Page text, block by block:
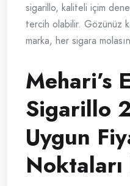
sigarillo, kaliteli içim
tercih olabilir. Gözünüz
marka, her sigara
Mehari’s
Sigarillo
Uygun